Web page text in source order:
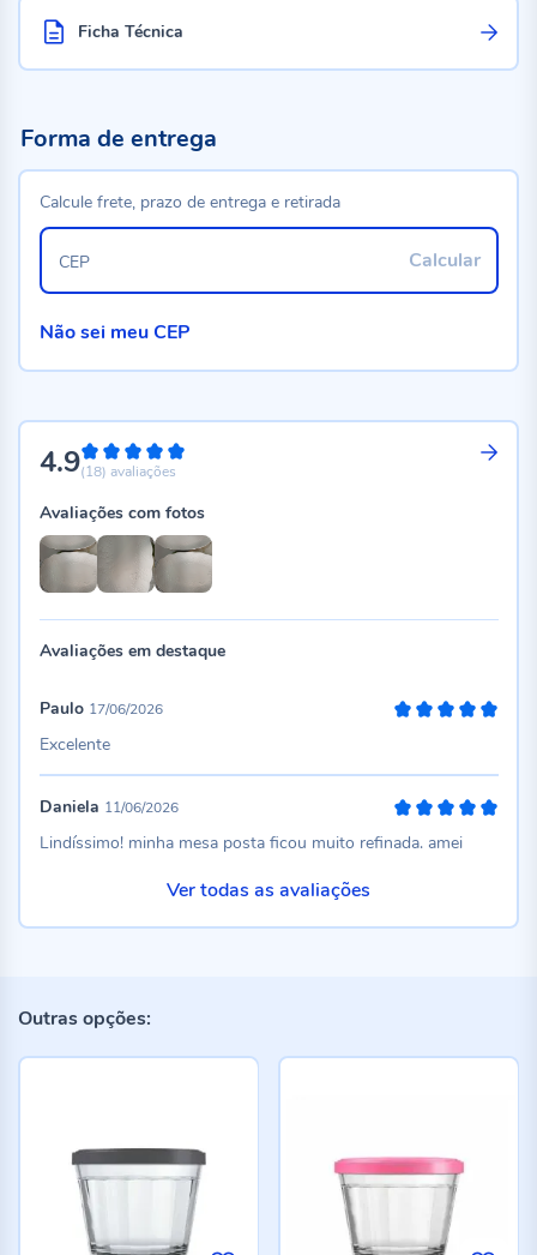
Ficha Técnica
4.998%
(18) avaliações
Avaliações com fotos
Avaliações em destaque
Paulo 17/06/2026
Excelente
Daniela 11/06/2026
Lindíssimo! minha mesa posta ficou muito refinada. amei
Ver todas as avaliações
Forma de entrega
Calcule frete, prazo de entrega e retirada
Calcular
CEP
Não sei meu CEP
Outras opções: